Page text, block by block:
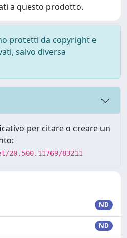
a questo prodotto.
protetti da copyright e
salvo diversa
per citare o creare un
83211
ND
ND